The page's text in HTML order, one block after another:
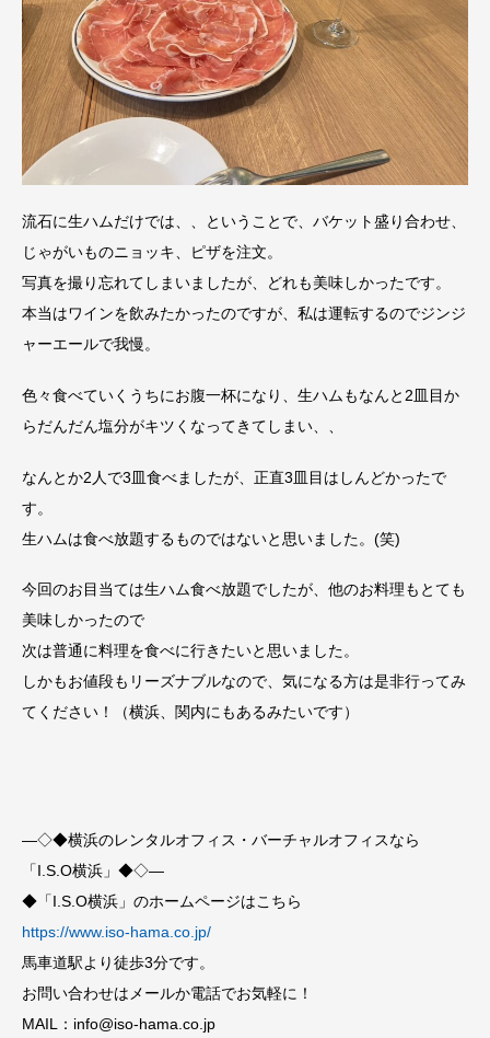
流石に生ハムだけでは、、ということで、バケット盛り合わせ、
じゃがいものニョッキ、ピザを注文。
写真を撮り忘れてしまいましたが、どれも美味しかったです。
本当はワインを飲みたかったのですが、私は運転するのでジンジ
ャーエールで我慢。
色々食べていくうちにお腹一杯になり、生ハムもなんと2皿目か
らだんだん塩分がキツくなってきてしまい、、
なんとか2人で3皿食べましたが、正直3皿目はしんどかったで
す。
生ハムは食べ放題するものではないと思いました。(笑)
今回のお目当ては生ハム食べ放題でしたが、他のお料理もとても
美味しかったので
次は普通に料理を食べに行きたいと思いました。
しかもお値段もリーズナブルなので、気になる方は是非行ってみ
てください！（横浜、関内にもあるみたいです）
—◇◆横浜のレンタルオフィス・バーチャルオフィスなら
「I.S.O横浜」◆◇—
◆「I.S.O横浜」のホームページはこちら
https://www.iso-hama.co.jp/
馬車道駅より徒歩3分です。
お問い合わせはメールか電話でお気軽に！
MAIL：info@iso-hama.co.jp